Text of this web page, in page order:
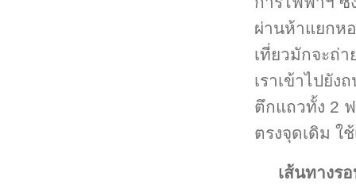
ผ่านห้าแยกห
เที่ยวมักจะถ่
เราเข้าไปยั
ตึกแถวทั้ง 2
ตรงจุดเดิม ใ
เส้นทางร